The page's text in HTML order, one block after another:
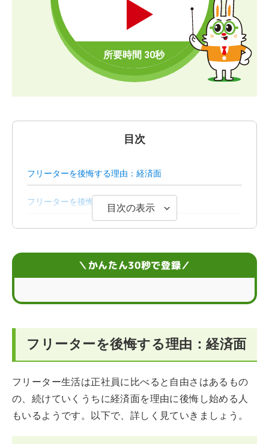
目次
フリーターを後悔する理由：経済面
フリーターを後悔する理由：待遇面
フリーター期間が長いほど就職が難しくなる？
目次の表示
＼かんたん30秒で登録／
フリーターを後悔する理由：経済面
フリーター生活は正社員に比べると自由さはあるもの
の、続けていくうちに経済面を理由に後悔し始める人
もいるようです。以下で、詳しく見ていきましょう。